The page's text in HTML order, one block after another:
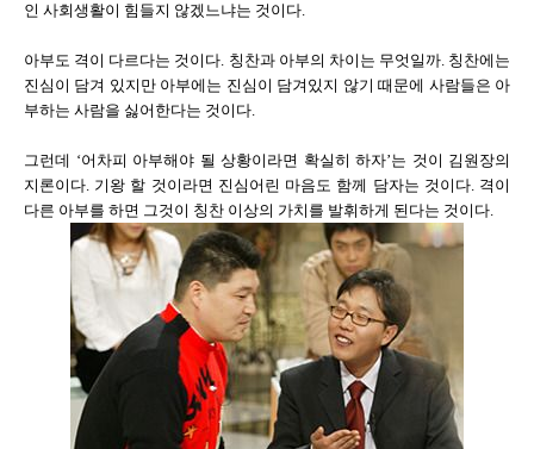
인 사회생활이 힘들지 않겠느냐는 것이다.
아부도 격이 다르다는 것이다. 칭찬과 아부의 차이는 무엇일까. 칭찬에는
진심이 담겨 있지만 아부에는 진심이 담겨있지 않기 때문에 사람들은 아
부하는 사람을 싫어한다는 것이다.
그런데 ‘어차피 아부해야 될 상황이라면 확실히 하자’는 것이 김원장의
지론이다. 기왕 할 것이라면 진심어린 마음도 함께 담자는 것이다. 격이
다른 아부를 하면 그것이 칭찬 이상의 가치를 발휘하게 된다는 것이다.